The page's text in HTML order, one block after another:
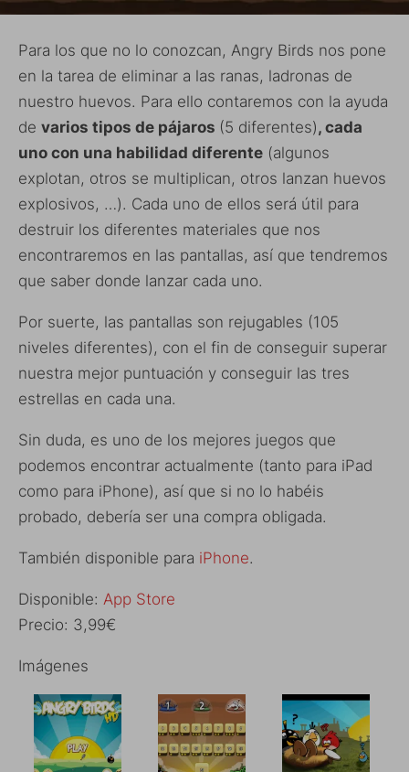
Para los que no lo conozcan, Angry Birds nos pone
en la tarea de eliminar a las ranas, ladronas de
nuestro huevos. Para ello contaremos con la ayuda
de varios tipos de pájaros (5 diferentes), cada
uno con una habilidad diferente (algunos
explotan, otros se multiplican, otros lanzan huevos
explosivos, …). Cada uno de ellos será útil para
destruir los diferentes materiales que nos
encontraremos en las pantallas, así que tendremos
que saber donde lanzar cada uno.
Por suerte, las pantallas son rejugables (105
niveles diferentes), con el fin de conseguir superar
nuestra mejor puntuación y conseguir las tres
estrellas en cada una.
Sin duda, es uno de los mejores juegos que
podemos encontrar actualmente (tanto para iPad
como para iPhone), así que si no lo habéis
probado, debería ser una compra obligada.
También disponible para iPhone.
Disponible: App Store
Precio: 3,99€
Imágenes